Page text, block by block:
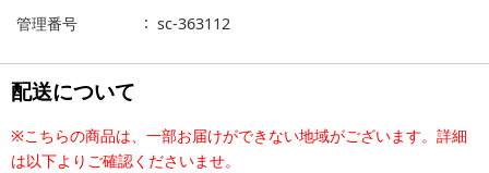
管理番号
sc-363112
配送について
※こちらの商品は、一部お届けができない地域がございます。詳細
は以下よりご確認くださいませ。